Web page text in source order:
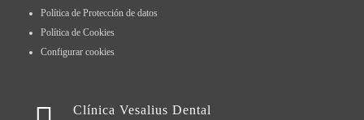
Política de Protección de datos
Política de Cookies
Configurar cookies
Clínica Vesalius Dental